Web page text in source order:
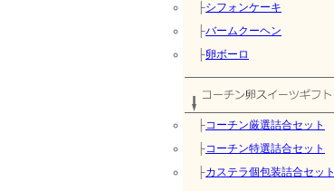
├シフォンケーキ
├バームクーヘン
├卵ボーロ
├コーチン厳選詰合セット
├コーチン特選詰合セット
├カステラ個包装詰合セット